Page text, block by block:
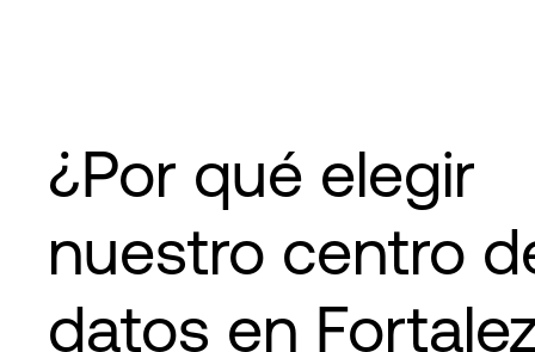
¿Por qué elegir
nuestro centro
datos en